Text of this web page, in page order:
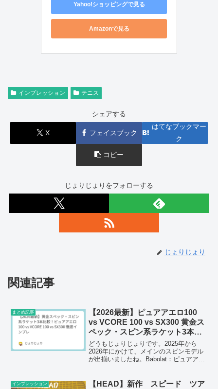
Yahoo!ショッピングで見る
Amazonで見る
インプレッション テニス
シェアする
X フェイスブック
はてなブックマー
ク
コピー
じょりじょりをフォローする
じょりじょり
関連記事
まとめ記事
【2026最新】ピュアアエロ100
vs VCORE 100 vs SX300 黄金ス
ペック・スピン系ラケット3本比
較！ 徹底インプレ
どうもじょりじょりです。2025年から
2026年にかけて、メインのスピンモデル
が出揃いましたね。Babolat：ピュアアエ
「スピ...
インプレッション
【HEAD】新作 スピード ツア